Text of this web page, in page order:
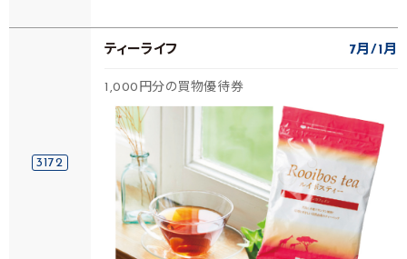
3172
ティーライフ 7月 1月
1,000円分の買物優待券